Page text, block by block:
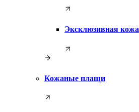
Эксклюзивная кожа
Кожаные плащи